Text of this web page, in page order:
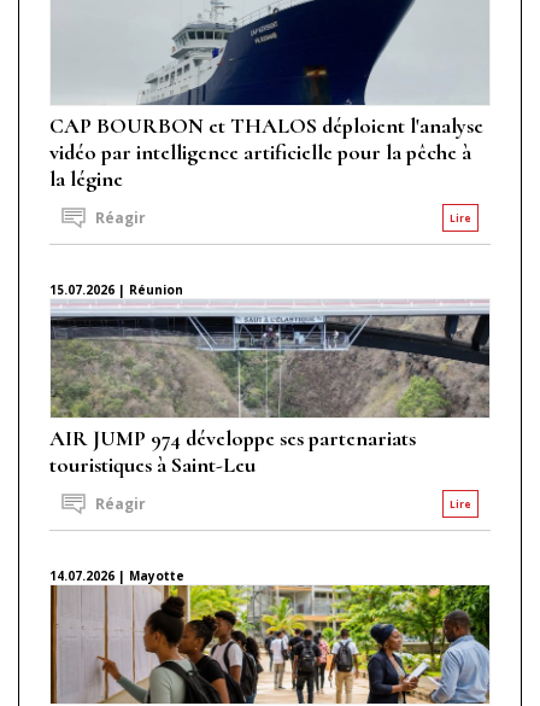
CAP BOURBON et THALOS déploient l'analyse
vidéo par intelligence artificielle pour la pêche à
la légine
Lire
Réagir
15.07.2026 | Réunion
AIR JUMP 974 développe ses partenariats
touristiques à Saint-Leu
Lire
Réagir
14.07.2026 | Mayotte